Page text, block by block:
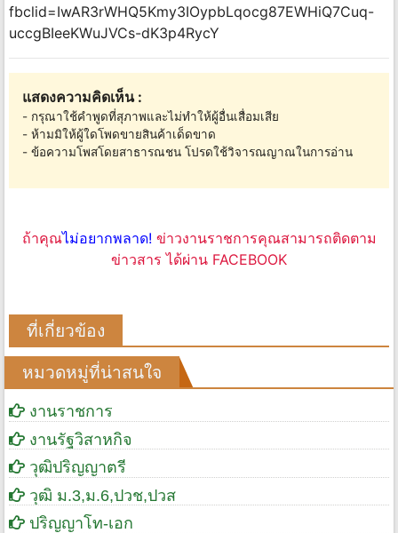
fbclid=IwAR3rWHQ5Kmy3IOypbLqocg87EWHiQ7Cuq-
uccgBIeeKWuJVCs-dK3p4RycY
แสดงความคิดเห็น :
- กรุณาใช้คำพูดที่สุภาพและไม่ทำให้ผู้อื่นเสื่อมเสีย
- ห้ามมิให้ผู้ใดโพดขายสินค้าเด็ดขาด
- ข้อความโพสโดยสาธารณชน โปรดใช้วิจารณญาณในการอ่าน
ถ้าคุณไม่อยากพลาด! ข่าวงานราชการคุณสามารถติดตาม
ข่าวสาร ได้ผ่าน FACEBOOK
ที่เกี่ยวข้อง
หมวดหมู่ที่น่าสนใจ
งานราชการ
งานรัฐวิสาหกิจ
วุฒิปริญญาตรี
วุฒิ ม.3,ม.6,ปวช,ปวส
ปริญญาโท-เอก